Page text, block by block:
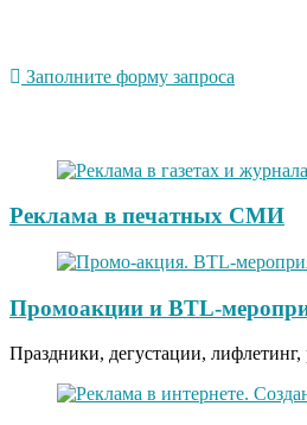
Заполните форму запроса
Реклама в печатных СМИ
Промоакции и BTL-
Праздники, дегустации, лифлетинг,